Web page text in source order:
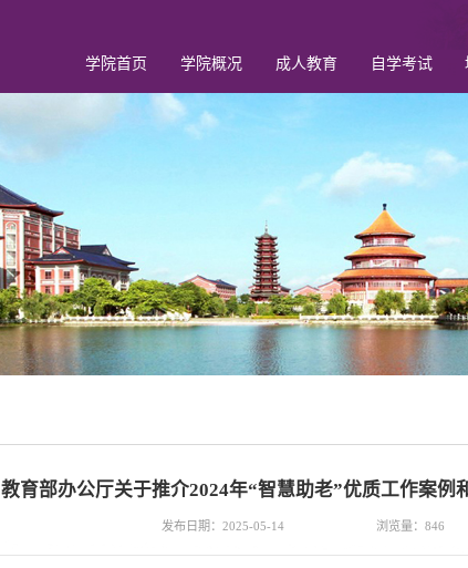
学院首页 学院概况 成人教育 自学考试
教育部办公厅关于推介2024年“智慧助老”优质工作案例
发布日期：2025-05-14 浏览量： 846